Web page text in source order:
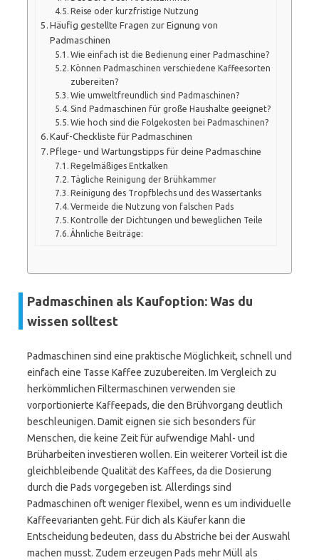
Reise oder kurzfristige Nutzung
Häufig gestellte Fragen zur Eignung von
Padmaschinen
Wie einfach ist die Bedienung einer Padmaschine?
Können Padmaschinen verschiedene Kaffeesorten
zubereiten?
Wie umweltfreundlich sind Padmaschinen?
Sind Padmaschinen für große Haushalte geeignet?
Wie hoch sind die Folgekosten bei Padmaschinen?
Kauf-Checkliste für Padmaschinen
Pflege- und Wartungstipps für deine Padmaschine
Regelmäßiges Entkalken
Tägliche Reinigung der Brühkammer
Reinigung des Tropfblechs und des Wassertanks
Vermeide die Nutzung von falschen Pads
Kontrolle der Dichtungen und beweglichen Teile
Ähnliche Beiträge:
Padmaschinen als Kaufoption: Was du
wissen solltest
Padmaschinen sind eine praktische Möglichkeit, schnell und
einfach eine Tasse Kaffee zuzubereiten. Im Vergleich zu
herkömmlichen Filtermaschinen verwenden sie
vorportionierte Kaffeepads, die den Brühvorgang deutlich
beschleunigen. Damit eignen sie sich besonders für
Menschen, die keine Zeit für aufwendige Mahl- und
Brüharbeiten investieren wollen. Ein weiterer Vorteil ist die
gleichbleibende Qualität des Kaffees, da die Dosierung
durch die Pads vorgegeben ist. Allerdings sind
Padmaschinen oft weniger flexibel, wenn es um individuelle
Kaffeevarianten geht. Für dich als Käufer kann die
Entscheidung bedeuten, dass du Abstriche bei der Auswahl
machen musst. Zudem erzeugen Pads mehr Müll als